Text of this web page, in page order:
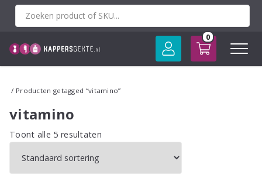
Spring
0
/ Producten getagged “vitamino”
vitamino
Toont alle 5 resultaten